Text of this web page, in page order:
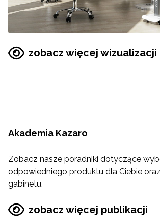
zobacz więcej wizualizacji
Akademia Kazaro
Zobacz nasze poradniki dotyczące
odpowiedniego produktu dla Ciebie
gabinetu.
zobacz więcej publikacji